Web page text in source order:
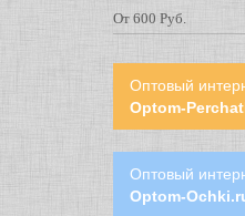
От 600 Руб.
Оптовый
Optom-
Оптовый
Optom-